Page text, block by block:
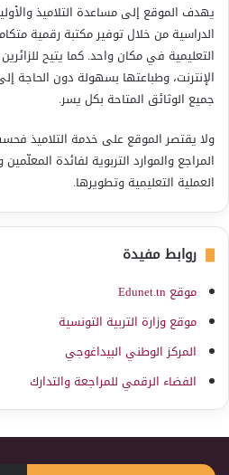
يهدف الموقع إلى مساعدة التلاميذ
الدراسية من خلال توفير مكتبة رقمية
التعليمية في مكان واحد. كما يتيح
الإنترنت، وطباعتها بسهولة دون الحاجة
جميع الوثائق المتاحة بكل يسر.
ولا يقتصر الموقع على خدمة التلاميذ
المراجع والموارد التربوية لفائدة
العملية التعليمية وتطويرها.
روابط مفيدة
موقع Edunet.tn
موقع وزارة التربية التونسية
المركز الوطني البيداغوجي
الفضاء الرقمي للمراجعة والتدارك